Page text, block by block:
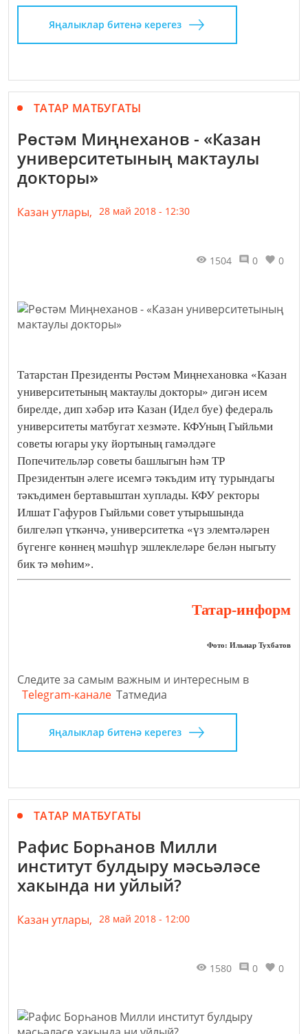
Яңалыклар битенә керегез
ТАТАР МАТБУГАТЫ
Рөстәм Миңнеханов - «Казан
университетының мактаулы
докторы»
Казан утлары, 28 май 2018 - 12:30
1504 0 0
Татарстан Президенты Рөстәм Миңнехановка «Казан
университетының мактаулы докторы» дигән исем
бирелде, дип хәбәр итә Казан (Идел буе) федераль
университеты матбугат хезмәте. КФУның Гыйльми
советы югары уку йортының гамәлдәге
Попечительләр советы башлыгын һәм ТР
Президентын әлеге исемгә тәкъдим итү турындагы
тәкъдимен бертавыштан хуплады. КФУ ректоры
Илшат Гафуров Гыйльми совет утырышында
билгеләп үткәнчә, университетка «үз элемтәләрен
бүгенге көннең мәшһүр эшлеклеләре белән ныгыту
бик тә мөһим».
Татар-информ
Фото: Ильнар Тухбатов
Следите за самым важным и интересным в
Telegram-канале Татмедиа
Яңалыклар битенә керегез
ТАТАР МАТБУГАТЫ
Рафис Борһанов Милли
институт булдыру мәсьәләсе
хакында ни уйлый?
Казан утлары, 28 май 2018 - 12:00
1580 0 0